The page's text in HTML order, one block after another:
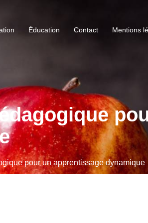
Éducation Contact Mentions
pour un apprentissage dynamique